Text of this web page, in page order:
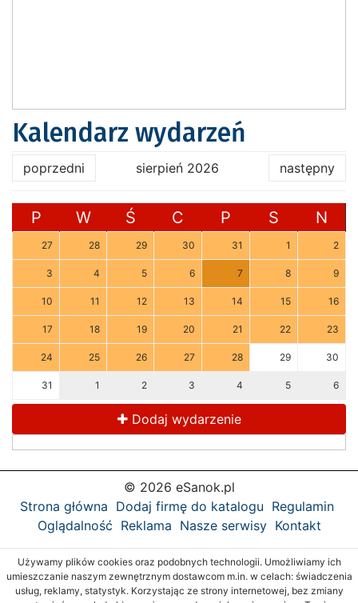
Kalendarz wydarzeń
poprzedni sierpień 2026 następny
P W Ś C P S N
27 28 29 30 31 1 2
3 4 5 6 7 8 9
10 11 12 13 14 15 16
17 18 19 20 21 22 23
24 25 26 27 28 29 30
31 1 2 3 4 5 6
Dodaj wydarzenie
© 2026 eSanok.pl
Strona główna Dodaj firmę do katalogu Regulamin
Oglądalność Reklama Nasze serwisy Kontakt
Używamy plików cookies oraz podobnych technologii. Umożliwiamy ich
umieszczanie naszym zewnętrznym dostawcom m.in. w celach: świadczenia
usług, reklamy, statystyk. Korzystając ze strony internetowej, bez zmiany